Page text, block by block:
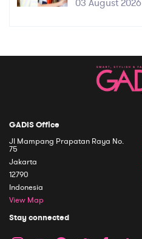
03 August 2026
GADIS Office
Jl Mampang Prapatan Raya No.
75
Jakarta
12790
Indonesia
View Map
Stay connected